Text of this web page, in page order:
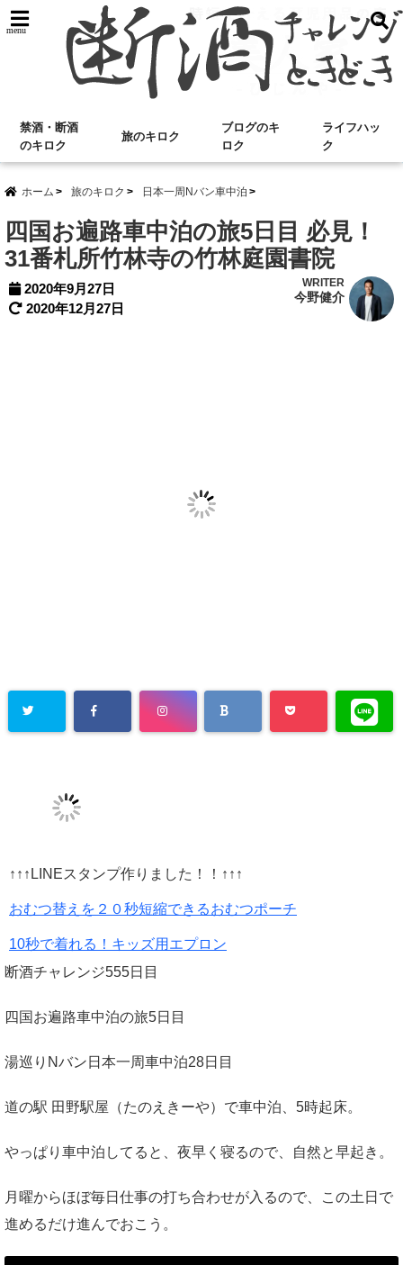
menu
禁酒・断酒
のキロク
旅のキロク
ブログのキ
ロク
ライフハッ
ク
ホーム 旅のキロク 日本一周Nバン車中泊
四国お遍路車中泊の旅5日目 必見！
31番札所竹林寺の竹林庭園書院
2020年9月27日
2020年12月27日
WRITER
今野健介
↑↑↑LINEスタンプ作りました！！↑↑↑
おむつ替えを２０秒短縮できるおむつポーチ
10秒で着れる！キッズ用エプロン
断酒チャレンジ555日目
四国お遍路車中泊の旅5日目
湯巡りNバン日本一周車中泊28日目
道の駅 田野駅屋（たのえきーや）で車中泊、5時起床。
やっぱり車中泊してると、夜早く寝るので、自然と早起き。
月曜からほぼ毎日仕事の打ち合わせが入るので、この土日で
進めるだけ進んでおこう。